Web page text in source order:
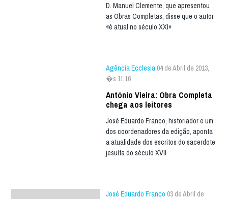
D. Manuel Clemente, que apresentou
as Obras Completas, disse que o autor
«é atual no século XXI»
Agência Ecclesia 04 de Abril de 2013,
�s 11:16
António Vieira: Obra Completa
chega aos leitores
José Eduardo Franco, historiador e um
dos coordenadores da edição, aponta
a atualidade dos escritos do sacerdote
jesuíta do século XVII
José Eduardo Franco 03 de Abril de